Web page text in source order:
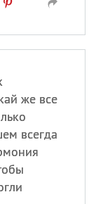
же все
всегда